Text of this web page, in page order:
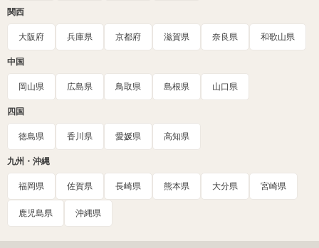
関西
大阪府 兵庫県 京都府 滋賀県 奈良県 和歌山県
中国
岡山県 広島県 鳥取県 島根県 山口県
四国
徳島県 香川県 愛媛県 高知県
九州・沖縄
福岡県 佐賀県 長崎県 熊本県 大分県 宮崎県
鹿児島県 沖縄県